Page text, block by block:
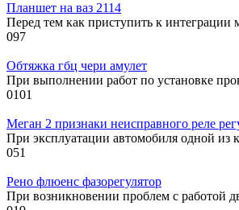
Планшет на ваз 2114
Перед тем как приступить к интеграции
097
Обтяжка гбц чери амулет
При выполнении работ по установке
0101
Меган 2 признаки неисправного реле
При эксплуатации автомобиля одной из
051
Рено флюенс фазорегулятор
При возникновении проблем с работой